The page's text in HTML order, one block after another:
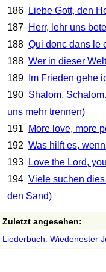
186
Liebe Gott, den
187 Herr, lehr uns
188 Qui donc dans le
188 Wer in dieser Welt
189
Im Frieden gehe
190 Shalom,
uns mehr trennen)
191
More love, more
192 Was hilft es,
193
Love the Lord,
194 Viele suchen
den Sand)
Zuletzt angesehen:
Liederbuch: Wiedenester